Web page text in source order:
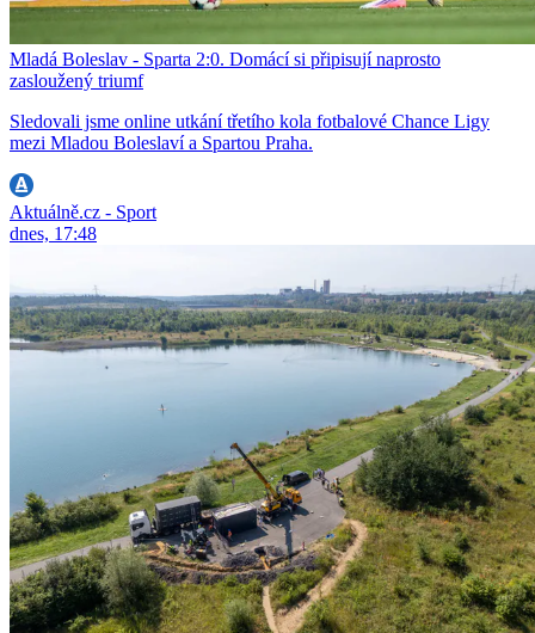
Mladá Boleslav - Sparta 2:0. Domácí si připisují naprosto
zasloužený triumf
Sledovali jsme online utkání třetího kola fotbalové Chance Ligy
mezi Mladou Boleslaví a Spartou Praha.
Aktuálně.cz - Sport
dnes, 17:48